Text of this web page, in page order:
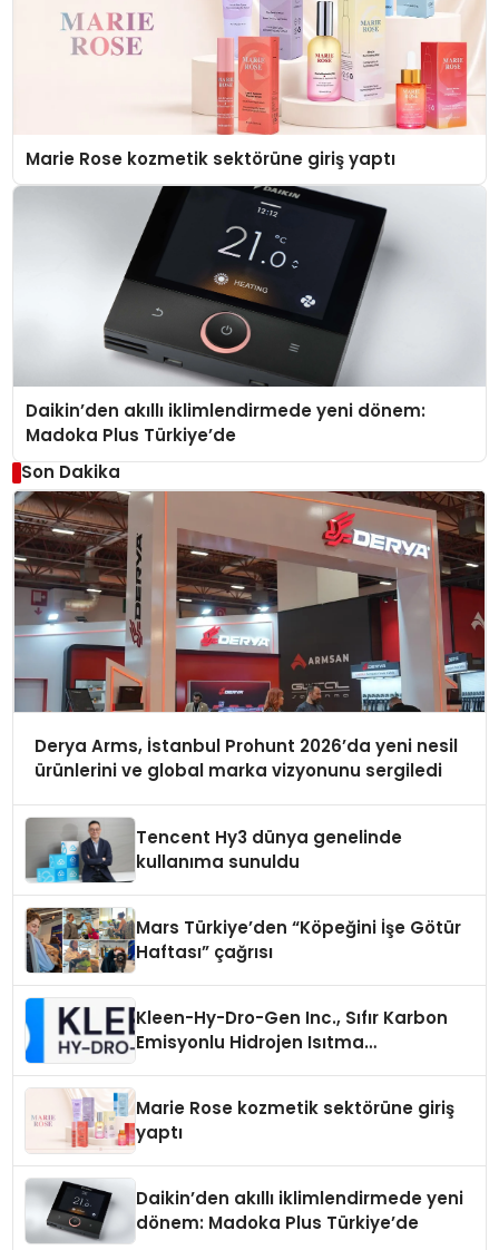
Marie Rose kozmetik sektörüne giriş yaptı
Daikin’den akıllı iklimlendirmede yeni dönem:
Madoka Plus Türkiye’de
Son Dakika
Derya Arms, İstanbul Prohunt 2026’da yeni nesil
ürünlerini ve global marka vizyonunu sergiledi
Tencent Hy3 dünya genelinde
kullanıma sunuldu
Mars Türkiye’den “Köpeğini İşe Götür
Haftası” çağrısı
Kleen-Hy-Dro-Gen Inc., Sıfır Karbon
Emisyonlu Hidrojen Isıtma
Marie Rose kozmetik sektörüne giriş
yaptı
Daikin’den akıllı iklimlendirmede yeni
dönem: Madoka Plus Türkiye’de